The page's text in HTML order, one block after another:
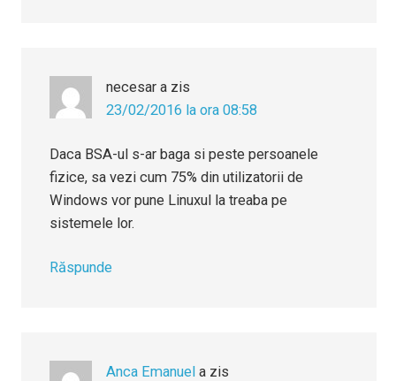
necesar a zis
23/02/2016 la ora 08:58
Daca BSA-ul s-ar baga si peste persoanele
fizice, sa vezi cum 75% din utilizatorii de
Windows vor pune Linuxul la treaba pe
sistemele lor.
Răspunde
Anca Emanuel a zis